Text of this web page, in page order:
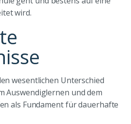
wird.
wesentlichen Unterschied
Auswendiglernen und dem
als Fundament für dauerhafte